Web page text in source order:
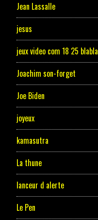
Jean Lassalle
jesus
jeux video com 18 25 blabla
Joachim son-forget
Joe Biden
joyeux
kamasutra
La thune
lanceur d alerte
Le Pen